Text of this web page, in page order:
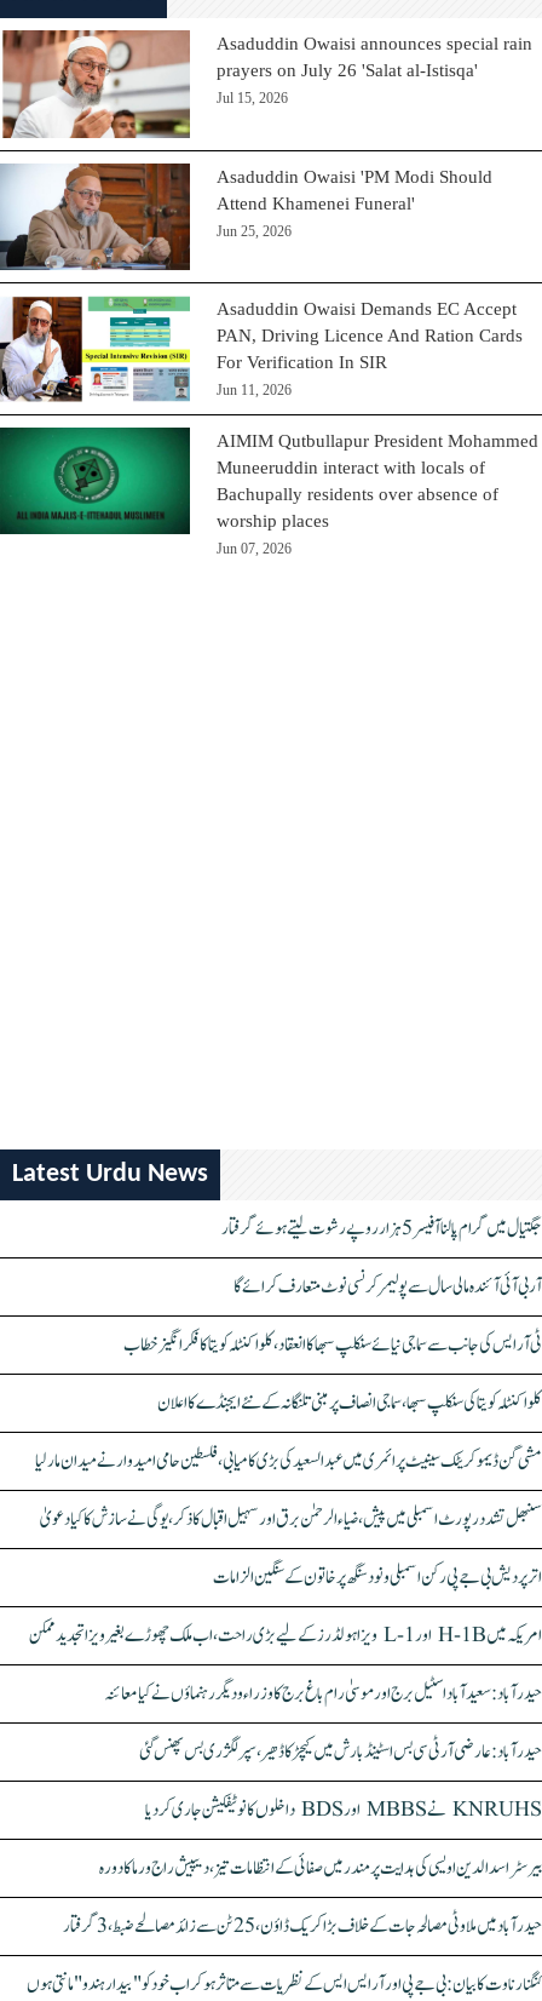
Asaduddin Owaisi announces special rain
prayers on July 26 'Salat al-Istisqa'
Jul 15, 2026
Asaduddin Owaisi 'PM Modi Should
Attend Khamenei Funeral'
Jun 25, 2026
Asaduddin Owaisi Demands EC Accept
PAN, Driving Licence And Ration Cards
For Verification In SIR
Jun 11, 2026
AIMIM Qutbullapur President Mohammed
Muneeruddin interact with locals of
Bachupally residents over absence of
worship places
Jun 07, 2026
Latest Urdu News
جگتیال میں گرام پالنا آفیسر 5 ہزار روپے رشوت لیتے ہوئے گرفتار
آر بی آئی آئندہ مالی سال سے پولیمر کرنسی نوٹ متعارف کرائے گا
ٹی آر ایس کی جانب سے سماجی نیائے سنکلپ سبھا کا انعقاد، کلواکنٹلہ کویتا کا فکر انگیز خطاب
کلواکنٹلہ کویتا کی سنکلپ سبھا، سماجی انصاف پر مبنی تلنگانہ کے نئے ایجنڈے کا اعلان
مشی گن ڈیموکریٹک سینیٹ پرائمری میں عبدالسعید کی بڑی کامیابی، فلسطین حامی امیدوار نے میدان مار لیا
سنبھل تشدد رپورٹ اسمبلی میں پیش، ضیاء الرحمٰن برق اور سہیل اقبال کا ذکر، یوگی نے سازش کا کیا دعویٰ
اتر پردیش بی جے پی رکن اسمبلی ونود سنگھ پر خاتون کے سنگین الزامات
امریکہ میں H-1B اور L-1 ویزا ہولڈرز کے لیے بڑی راحت، اب ملک چھوڑے بغیر ویزا تجدید ممکن
حیدرآباد: سعیدآباد اسٹیل برج اور موسیٰ رام باغ برج کا وزراء و دیگر رہنماؤں نے کیا معائنہ
حیدرآباد: عارضی آر ٹی سی بس اسٹینڈ بارش میں کیچڑ کا ڈھیر، سپر لگژری بس پھنس گئی
KNRUHS نے MBBS اور BDS داخلوں کا نوٹیفکیشن جاری کر دیا
بیرسٹر اسدالدین اویسی کی ہدایت پر مندر میں صفائی کے انتظامات تیز، دیپیش راج ورما کا دورہ
حیدرآباد میں ملاوٹی مصالحہ جات کے خلاف بڑا کریک ڈاؤن، 25 ٹن سے زائد مصالحے ضبط، 3 گرفتار
کنگنا رناوت کا بیان: بی جے پی اور آر ایس ایس کے نظریات سے متاثر ہو کر اب خود کو "بیدار ہندو" مانتی ہوں